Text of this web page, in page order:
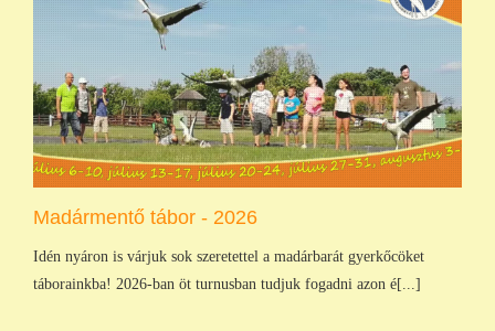
Madármentő tábor - 2026
Idén nyáron is várjuk sok szeretettel a madárbarát gyerkőcöket
táborainkba! 2026-ban öt turnusban tudjuk fogadni azon é[...]